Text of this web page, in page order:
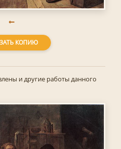
КОПИЮ
и другие работы данного